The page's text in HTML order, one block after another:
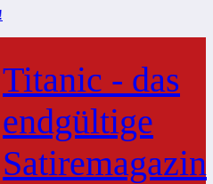
Titanic - das
endgültige
Satiremagazin